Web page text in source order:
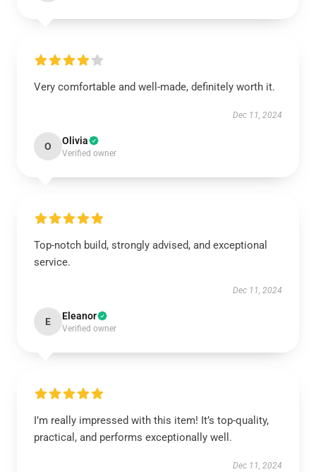
Very comfortable and well-made, definitely worth it.
Dec 11, 2024
O Olivia
Verified owner
Top-notch build, strongly advised, and exceptional
service.
Dec 11, 2024
E Eleanor
Verified owner
I’m really impressed with this item! It’s top-quality,
practical, and performs exceptionally well.
Dec 11, 2024